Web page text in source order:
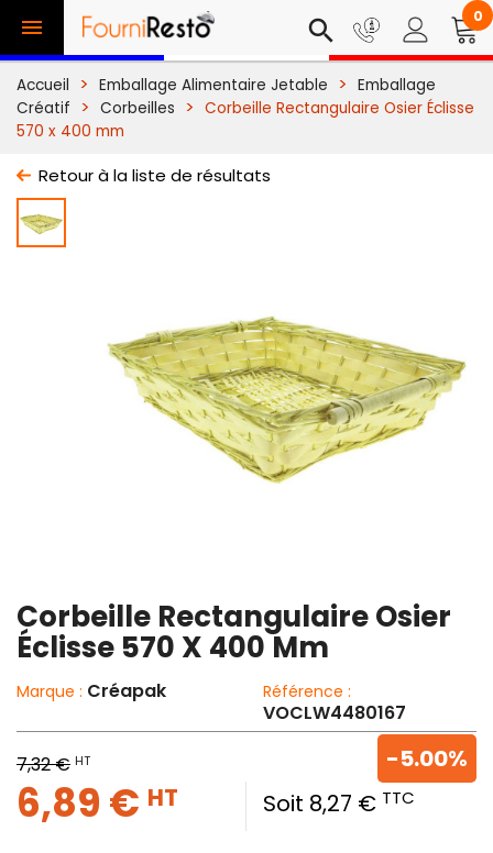
 search 0
Accueil Emballage Alimentaire Jetable
Emballage
Créatif
Corbeilles
Corbeille Rectangulaire Osier Éclisse
570 x 400 mm
Retour à la liste de résultats
Corbeille Rectangulaire Osier
Éclisse 570 X 400 Mm
Marque : Créapak Référence :
VOCLW4480167
7,32 € HT
6,89 € HT Soit 8,27 € TTC
-5.00%